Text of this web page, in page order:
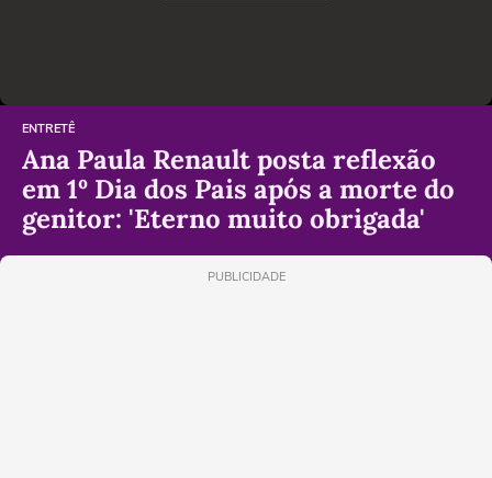
ENTRETÊ
Ana Paula Renault posta reflexão
em 1º Dia dos Pais após a morte do
genitor: 'Eterno muito obrigada'
PUBLICIDADE